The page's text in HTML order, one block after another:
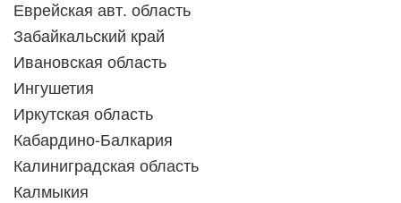
Еврейская авт. область
Забайкальский край
Ивановская область
Ингушетия
Иркутская область
Кабардино-Балкария
Калиниградская область
Калмыкия